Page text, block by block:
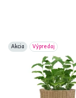
Akcia Výpredaj